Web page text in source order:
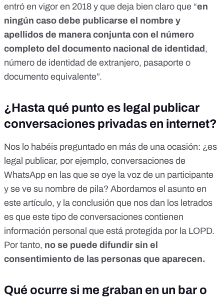
entró en vigor en 2018 y que deja bien claro que “en
ningún caso debe publicarse el nombre y
apellidos de manera conjunta con el número
completo del documento nacional de identidad,
número de identidad de extranjero, pasaporte o
documento equivalente”.
¿Hasta qué punto es legal publicar
conversaciones privadas en internet?
Nos lo habéis preguntado en más de una ocasión: ¿es
legal publicar, por ejemplo, conversaciones de
WhatsApp en las que se oye la voz de un participante
y se ve su nombre de pila? Abordamos el asunto en
este artículo, y la conclusión que nos dan los letrados
es que este tipo de conversaciones contienen
información personal que está protegida por la LOPD.
Por tanto, no se puede difundir sin el
consentimiento de las personas que aparecen.
Qué ocurre si me graban en un bar o